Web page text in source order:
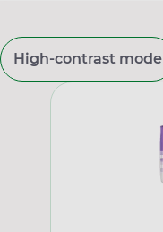
High-contrast mode